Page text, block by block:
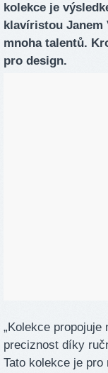
kolekce je
klavíristou Janem
mnoha talentů.
pro design.
„Kolekce
preciznost díky
Tato kolekce je